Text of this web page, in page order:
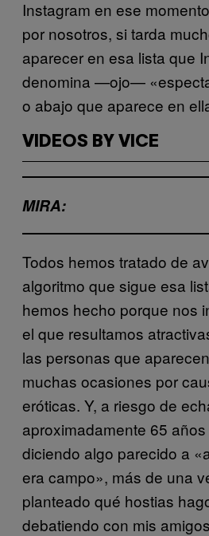
Instagram en ese
por nosotros, si tarda
aparecer en esa lista que
denomina —ojo—
o abajo que aparece en
VIDEOS BY VICE
MIRA:
Todos hemos tratado de
algoritmo que sigue esa
hemos hecho porque nos
el que resultamos
las personas que
muchas ocasiones por
eróticas. Y, a riesgo de
aproximadamente 65
diciendo algo parecido a
era campo», más de una
planteado qué hostias
debatiendo con mis